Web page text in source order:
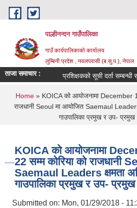
Skip to main content
पाल्हीनन्दन गाउँपालिका
गाउँ कार्यपालिकाको कार्यालय
लुम्बिनी प्रदेश , नवलपरासी (ब.सु.प.), नेपाल
ताजा समाचार : प्रशिक्षकको सूची दर्ता सम्बन्धी
You are here
Home » KOICA को आयोजनामा December
राजधानी Seoul मा आयोजित Saemaul Leaders
गाउपालिका प्रमुख र उप-
KOICA को आयोजनामा
22 सम्म कोरिया को राजधानी
Saemaul Leaders क्षमता
गाउपालिका प्रमुख र उप-
Submitted on: Mon, 01/29/2018 -